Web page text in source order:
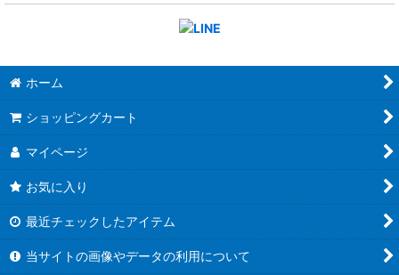
ホーム
ショッピングカート
マイページ
お気に入り
最近チェックしたアイテム
当サイトの画像やデータの利用について